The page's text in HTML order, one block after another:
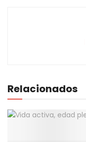
Relacionados